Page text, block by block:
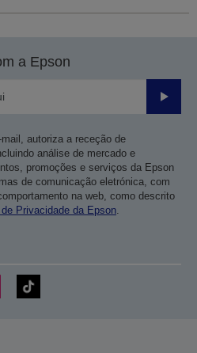
a Epson
Enviar
autoriza a receção de
análise de mercado e
promoções e serviços da Epson
de comunicação eletrónica, com
na web, como descrito
Privacidade da Epson.